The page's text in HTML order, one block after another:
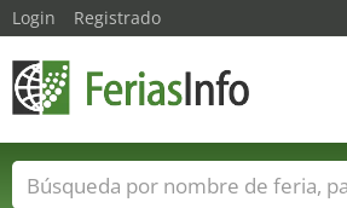
Login Registrado